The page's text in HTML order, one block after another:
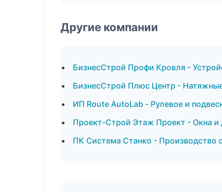
Другие компании
БизнесСтрой Профи Кровля -
БизнесСтрой Плюс Центр -
ИП Route AutoLab - Рулевое и
Проект-Строй Этаж Проект - Окна и
ПК Система Станко - Производство